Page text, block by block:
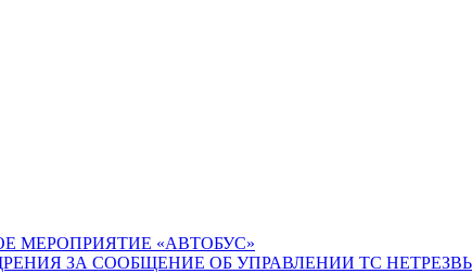
МЕРОПРИЯТИЕ «АВТОБУС»
ЗА СООБЩЕНИЕ ОБ УПРАВЛЕНИИ ТС